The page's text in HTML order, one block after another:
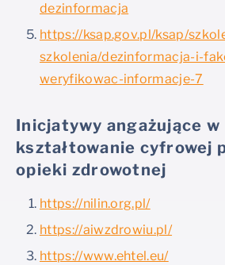
dezinformacja
https://ksap.gov.pl/ksap/
szkolenia/dezinformacja-i-
weryfikowac-informacje-7
Inicjatywy angażujące w
kształtowanie cyfrowej
opieki zdrowotnej
https://nilin.org.pl/
https://aiwzdrowiu.pl/
https://www.ehtel.eu/